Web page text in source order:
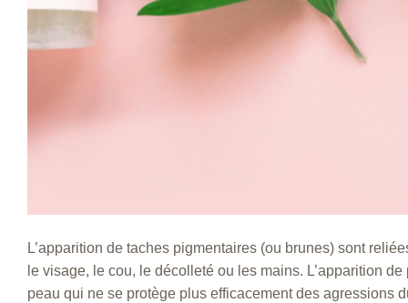
L’apparition de taches pigmentaires (ou brunes) sont
le visage, le cou, le décolleté ou les mains. L’apparition
peau qui ne se protège plus efficacement des agressions